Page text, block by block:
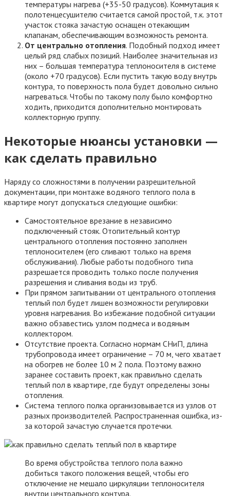
температуры нагрева (+35-50 градусов). Коммутация к
полотенцесушителю считается самой простой, т.к. этот
участок стояка зачастую оснащен отекающим
клапанам, обеспечивающим возможность ремонта.
От центрально отопления. Подобный подход имеет
целый ряд слабых позиций. Наиболее значительная из
них – большая температура теплоносителя в системе
(около +70 градусов). Если пустить такую воду внутрь
контура, то поверхность пола будет довольно сильно
нагреваться. Чтобы по такому полу было комфортно
ходить, приходится дополнительно монтировать
коллекторную группу.
Некоторые нюансы установки —
как сделать правильно
Наряду со сложностями в получении разрешительной
документации, при монтаже водяного теплого пола в
квартире могут допускаться следующие ошибки:
Самостоятельное врезание в независимо
подключенный стояк. Отопительный контур
центрального отопления постоянно заполнен
теплоносителем (его сливают только на время
обслуживания). Любые работы подобного типа
разрешается проводить только после получения
разрешения и сливания воды из труб.
При прямом запитывании от центрального отопления
теплый пол будет лишен возможности регулировки
уровня нагревания. Во избежание подобной ситуации
важно обзавестись узлом подмеса и водяным
коллектором.
Отсутствие проекта. Согласно нормам СНиП, длина
трубопровода имеет ограничение – 70 м, чего хватает
на обогрев не более 10 м 2 пола. Поэтому важно
заранее составить проект, как правильно сделать
теплый пол в квартире, где будут определены зоны
отопления.
Система теплого полка организовывается из узлов от
разных производителей. Распространенная ошибка, из-
за которой зачастую случается протечки.
Во время обустройства теплого пола важно
добиться такого положения вещей, чтобы его
отключение не мешало циркуляции теплоносителя
внутри центрального контура.